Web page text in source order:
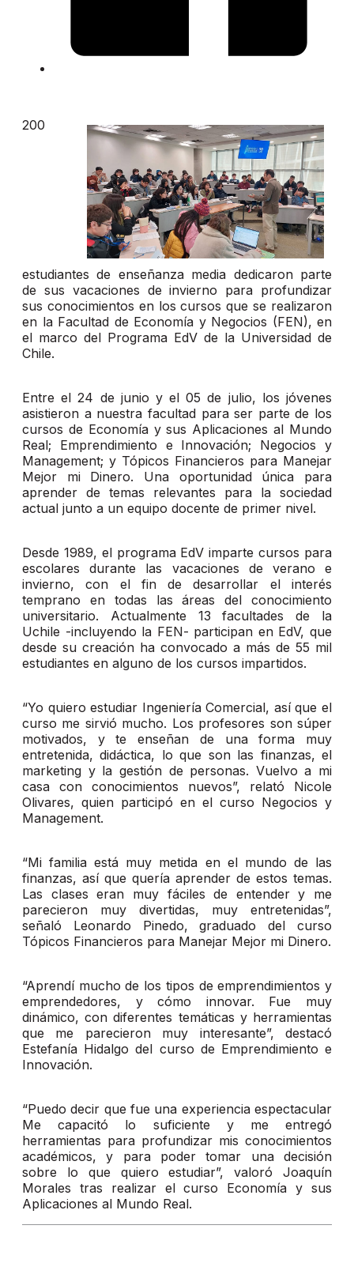
200
estudiantes de enseñanza media dedicaron parte
de sus vacaciones de invierno para profundizar
sus conocimientos en los cursos que se realizaron
en la Facultad de Economía y Negocios (FEN), en
el marco del Programa EdV de la Universidad de
Chile.
Entre el 24 de junio y el 05 de julio, los jóvenes
asistieron a nuestra facultad para ser parte de los
cursos de Economía y sus Aplicaciones al Mundo
Real; Emprendimiento e Innovación; Negocios y
Management; y Tópicos Financieros para Manejar
Mejor mi Dinero. Una oportunidad única para
aprender de temas relevantes para la sociedad
actual junto a un equipo docente de primer nivel.
Desde 1989, el programa EdV imparte cursos para
escolares durante las vacaciones de verano e
invierno, con el fin de desarrollar el interés
temprano en todas las áreas del conocimiento
universitario. Actualmente 13 facultades de la
Uchile -incluyendo la FEN- participan en EdV, que
desde su creación ha convocado a más de 55 mil
estudiantes en alguno de los cursos impartidos.
“Yo quiero estudiar Ingeniería Comercial, así que el
curso me sirvió mucho. Los profesores son súper
motivados, y te enseñan de una forma muy
entretenida, didáctica, lo que son las finanzas, el
marketing y la gestión de personas. Vuelvo a mi
casa con conocimientos nuevos”, relató Nicole
Olivares, quien participó en el curso Negocios y
Management.
“Mi familia está muy metida en el mundo de las
finanzas, así que quería aprender de estos temas.
Las clases eran muy fáciles de entender y me
parecieron muy divertidas, muy entretenidas”,
señaló Leonardo Pinedo, graduado del curso
Tópicos Financieros para Manejar Mejor mi Dinero.
“Aprendí mucho de los tipos de emprendimientos y
emprendedores, y cómo innovar. Fue muy
dinámico, con diferentes temáticas y herramientas
que me parecieron muy interesante”, destacó
Estefanía Hidalgo del curso de Emprendimiento e
Innovación.
“Puedo decir que fue una experiencia espectacular
Me capacitó lo suficiente y me entregó
herramientas para profundizar mis conocimientos
académicos, y para poder tomar una decisión
sobre lo que quiero estudiar”, valoró Joaquín
Morales tras realizar el curso Economía y sus
Aplicaciones al Mundo Real.